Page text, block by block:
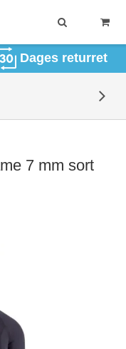
Dages returret
7 mm sort